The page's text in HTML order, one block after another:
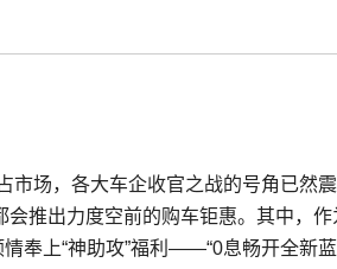
市场，各大车企收官之战的号角已然
推出力度空前的购车钜惠。其中，
奉上“神助攻”福利——“0息畅开全新蓝